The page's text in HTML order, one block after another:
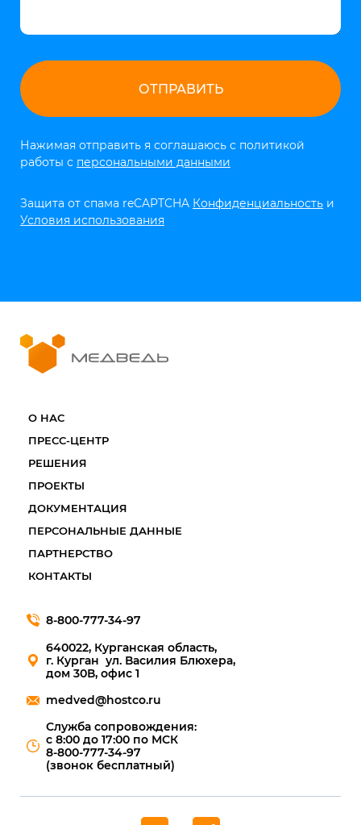
Нажимая отправить я соглашаюсь с политикой
работы с персональными данными
Защита от спама reCAPTCHA Конфиденциальность и
Условия использования
О НАС
ПРЕСС-ЦЕНТР
РЕШЕНИЯ
ПРОЕКТЫ
ДОКУМЕНТАЦИЯ
ПЕРСОНАЛЬНЫЕ ДАННЫЕ
ПАРТНЕРСТВО
КОНТАКТЫ
8-800-777-34-97
640022, Курганская область,
г. Курган ул. Василия Блюхера,
дом 30В, офис 1
medved@hostco.ru
Служба сопровождения:
с 8:00 до 17:00 по МСК
8-800-777-34-97
(звонок бесплатный)